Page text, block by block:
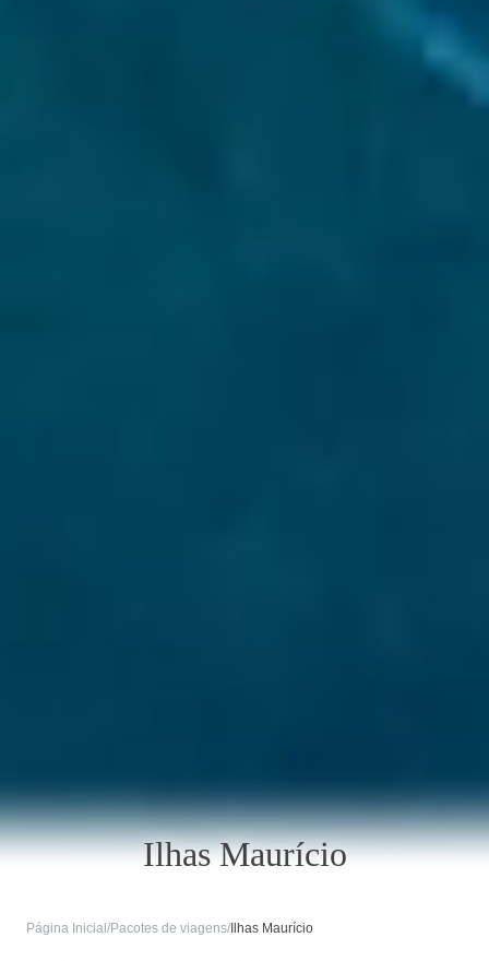
Ilhas Maurício
Página Inicial /Pacotes de viagens/ Ilhas Maurício